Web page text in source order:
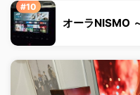
オーラNISMO